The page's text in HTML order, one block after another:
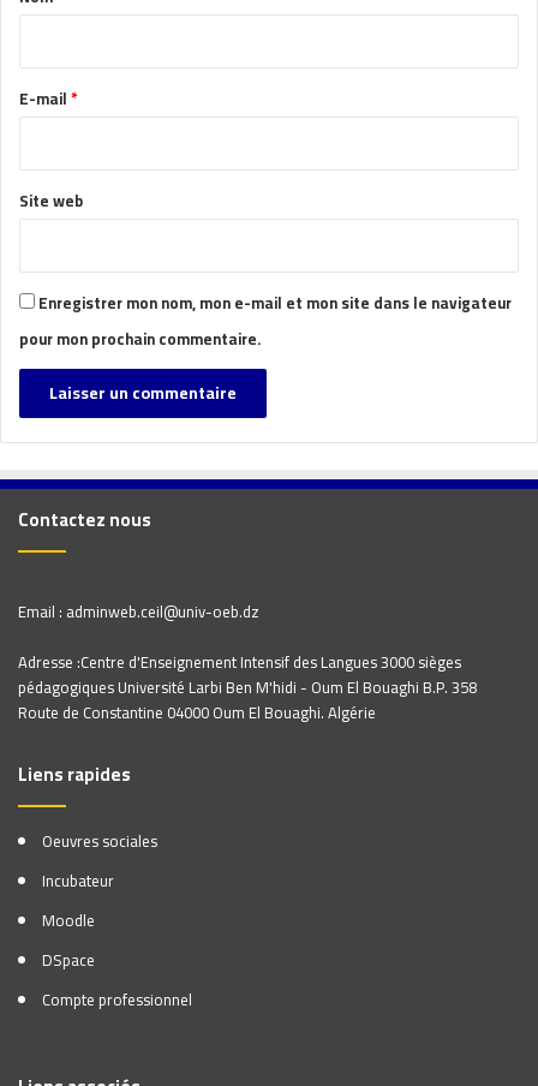
i
r
e
E-mail*
Site web
Enregistrer mon nom, mon e-mail et mon site dans le navigateur
pour mon prochain commentaire.
Contactez nous
Email : adminweb.ceil@univ-oeb.dz
Adresse :Centre d'Enseignement Intensif des Langues 3000 sièges
pédagogiques Université Larbi Ben M'hidi - Oum El Bouaghi B.P. 358
Route de Constantine 04000 Oum El Bouaghi. Algérie
Liens rapides
Oeuvres sociales
Incubateur
Moodle
DSpace
Compte professionnel